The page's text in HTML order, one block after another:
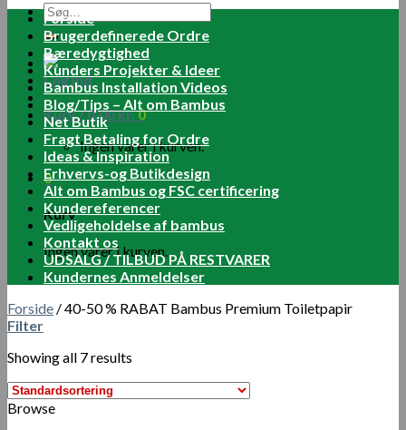
Søg
efter:
Log ind
Kurv /0.00kr.0
Ingen varer i kurven.
0
Kurv
Ingen varer i kurven.
Forside
Brugerdefinerede Ordre
Bæredygtighed
Kunders Projekter & Ideer
Bambus Installation Videos
Blog/Tips – Alt om Bambus
Net Butik
Fragt Betaling for Ordre
Ideas & Inspiration
Erhvervs-og Butikdesign
Alt om Bambus og FSC certificering
Kundereferencer
Vedligeholdelse af bambus
Kontakt os
UDSALG / TILBUD PÅ RESTVARER
Kundernes Anmeldelser
Forside /40-50 % RABAT Bambus Premium Toiletpapir
Filter
Showing all 7 results
Browse